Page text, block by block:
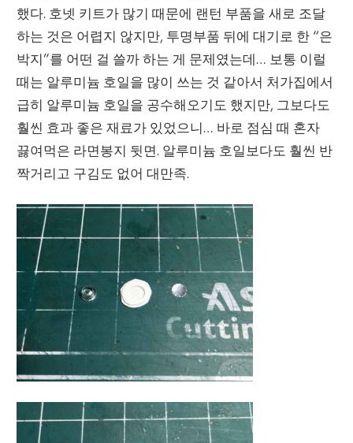
했다. 호넷 키트가 많기 때문에 랜턴 부품을 새로 조달
하는 것은 어렵지 않지만, 투명부품 뒤에 대기로 한 “은
박지”를 어떤 걸 쓸까 하는 게 문제였는데… 보통 이럴
때는 알루미늄 호일을 많이 쓰는 것 같아서 처가집에서
급히 알루미늄 호일을 공수해오기도 했지만, 그보다도
훨씬 효과 좋은 재료가 있었으니… 바로 점심 때 혼자
끓여먹은 라면봉지 뒷면. 알루미늄 호일보다도 훨씬 반
짝거리고 구김도 없어 대만족.